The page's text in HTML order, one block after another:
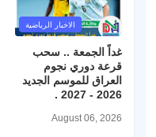
الاخبار الرياضية
غداً الجمعة .. سحب
قرعة دوري نجوم
العراق للموسم الجديد
2026 - 2027 .
August 06, 2026